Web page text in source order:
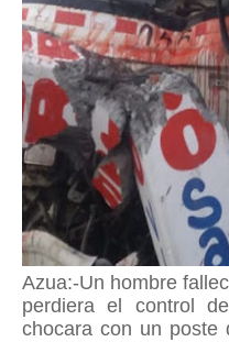
Azua:-Un hombre
perdiera el control
chocara con un poste